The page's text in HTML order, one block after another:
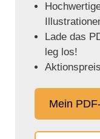
Lade das
leg los!
Mein